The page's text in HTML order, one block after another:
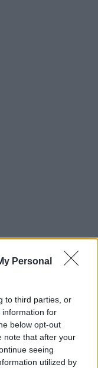
Personal
to third parties, or
information for
below opt-out
note that after your
seeing
utilized by
επιμονής του
απολύσεων
από ένα
μίας
ποσοστό που
ήδη πιέσει